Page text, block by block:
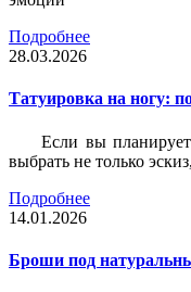
Подробнее
28.03.2026
Татуировка на ногу:
Если вы
выбрать не только
Подробнее
14.01.2026
Броши под